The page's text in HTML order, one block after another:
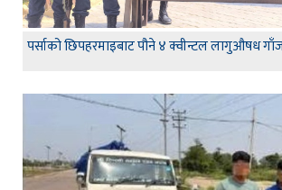
पर्साको छिपहरमाइबाट पौने ४ क्वीन्टल लागुऔषध